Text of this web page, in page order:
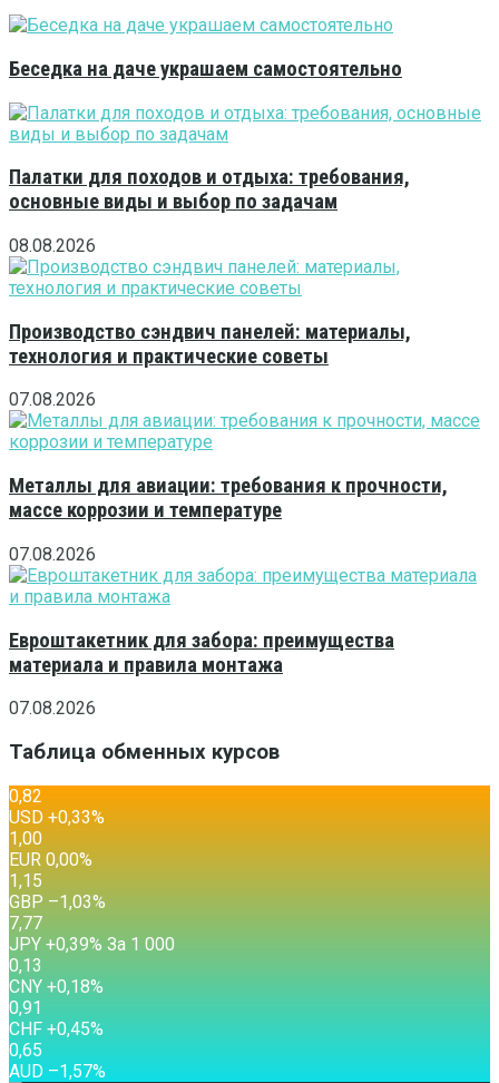
Беседка на даче украшаем самостоятельно
Палатки для походов и отдыха: требования,
основные виды и выбор по задачам
08.08.2026
Производство сэндвич панелей: материалы,
технология и практические советы
07.08.2026
Металлы для авиации: требования к прочности,
массе коррозии и температуре
07.08.2026
Евроштакетник для забора: преимущества
материала и правила монтажа
07.08.2026
Таблица обменных курсов
0,82
USD +0,33%
1,00
EUR 0,00%
1,15
GBP –1,03%
7,77
JPY +0,39% За 1 000
0,13
CNY +0,18%
0,91
CHF +0,45%
0,65
AUD –1,57%